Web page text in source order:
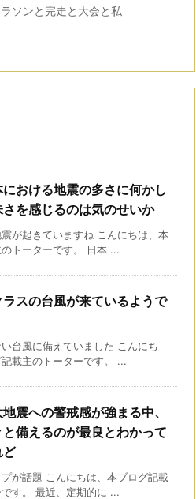
ソンと完走と大会と私
おける地震の多さに何かし
さを感じるのは気のせいか
が起きていますね こんにちは、本
トーターです。 日本 ...
スの台風が来ているようで
台風に備えていました こんにち
載主のトーターです。 ...
震への警戒感が強まる中、
備えるのが最良とわかって
ど
が話題 こんにちは、本ブログ記載
す。 最近、定期的に ...